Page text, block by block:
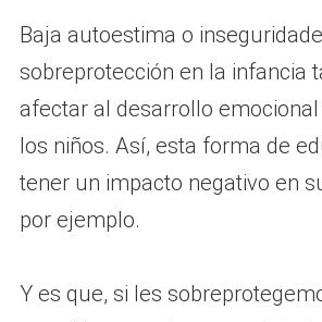
Baja autoestima o
sobreprotección en la infancia
afectar al desarrollo
los niños. Así, esta forma de
tener un impacto negativo en
por ejemplo.
Y es que, si les